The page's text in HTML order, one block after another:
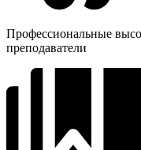
Профессиональные
преподаватели